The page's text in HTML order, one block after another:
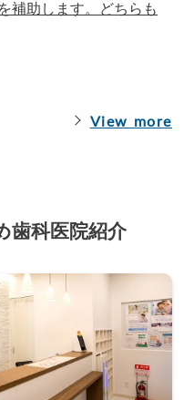
補助します。どちらも
View more
歯科医院紹介